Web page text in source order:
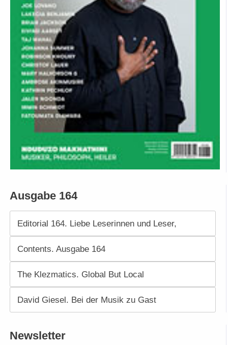
Ausgabe 164
Editorial 164. Liebe Leserinnen und Leser,
Contents. Ausgabe 164
The Klezmatics. Global But Local
David Giesel. Bei der Musik zu Gast
Newsletter